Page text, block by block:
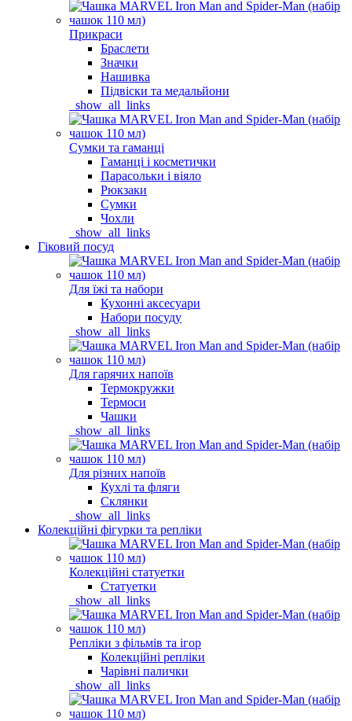
Прикраси
Браслети
Значки
Нашивка
Підвіски та медальйони
_show_all_links
Сумки та гаманці
Гаманці і косметички
Парасольки і віяло
Рюкзаки
Сумки
Чохли
_show_all_links
Гіковий посуд
Для їжі та набори
Кухонні аксесуари
Набори посуду
_show_all_links
Для гарячих напоїв
Термокружки
Термоси
Чашки
_show_all_links
Для різних напоїв
Кухлі та фляги
Склянки
_show_all_links
Колекційні фігурки та репліки
Колекційні статуетки
Статуетки
_show_all_links
Репліки з фільмів та ігор
Колекційні репліки
Чарівні палички
_show_all_links